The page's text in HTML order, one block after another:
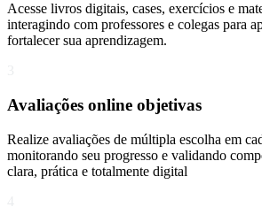
Acesse livros digitais, cases, exercícios e
interagindo com professores e colegas para
fortalecer sua aprendizagem.
Avaliações online objetivas
Realize avaliações de múltipla escolha em
monitorando seu progresso e validando
clara, prática e totalmente digital